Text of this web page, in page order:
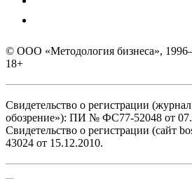
© ООО «Методология бизнеса»,
18+
Свидетельство о регистрации
обозрение»): ПИ № ФС77-52048 от
Свидетельство о регистрации (сайт
43024 от 15.12.2010.